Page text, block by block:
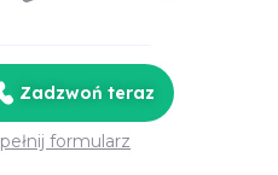
Zadzwoń teraz
formularz